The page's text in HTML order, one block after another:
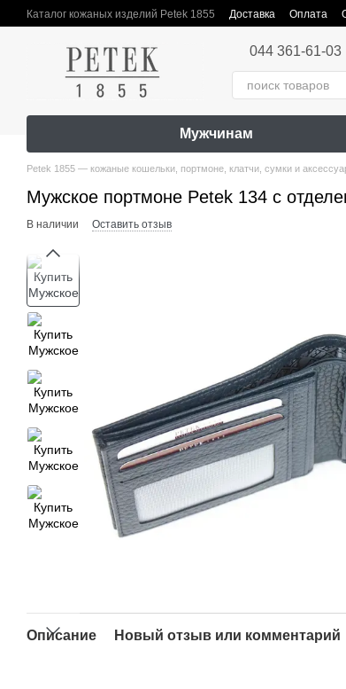
Перейти к основному контенту
Каталог кожаных изделий Petek 1855 Доставка Оплата
044 361-61-03
Мужчинам
Petek 1855 — кожаные кошельки, портмоне, клатчи, сумки и
Мужское портмоне Petek 134 с
В наличии Оставить отзыв
Описание Новый отзыв или комментарий